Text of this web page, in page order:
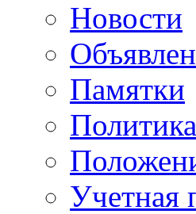
Новости
Памятки
Учетная